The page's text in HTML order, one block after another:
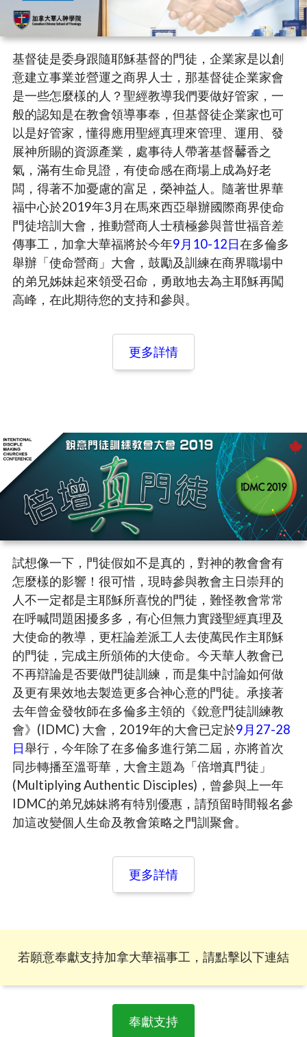
基督徒是委身跟隨耶穌基督的門徒，企業家是以創
意建立事業並營運之商界人士，那基督徒企業家會
是一些怎麼樣的人？聖經教導我們要做好管家，一
般的認知是在教會領導事奉，但基督徒企業家也可
以是好管家，懂得應用聖經真理來管理、運用、發
展神所賜的資源產業，處事待人帶著基督𧅥香之
氣，滿有生命見證，有使命感在商場上成為好老
闆，得著不加憂慮的富足，榮神益人。隨著世界華
福中心於2019年3月在馬來西亞舉辦國際商界使命
門徒培訓大會，推動營商人士積極參與普世福音差
傳事工，加拿大華福將於今年9月10-12日在多倫多
舉辦「使命營商」大會，鼓勵及訓練在商界職場中
的弟兄姊妹起來領受召命，勇敢地去為主耶穌再闖
高峰，在此期待您的支持和參與。
更多詳情
試想像一下，門徒假如不是真的，對神的教會會有
怎麼樣的影響！很可惜，現時參與教會主日崇拜的
人不一定都是主耶穌所喜悅的門徒，難怪教會常常
在呼喊問題困擾多多，有心但無力實踐聖經真理及
大使命的教導，更枉論差派工人去使萬民作主耶穌
的門徒，完成主所頒佈的大使命。今天華人教會已
不再辯論是否要做門徒訓練，而是集中討論如何做
及更有果效地去製造更多合神心意的門徒。承接著
去年曾金發牧師在多倫多主領的《銳意門徒訓練教
會》(IDMC) 大會，2019年的大會已定於9月27-28
日舉行，今年除了在多倫多進行第二屆，亦將首次
同步轉播至溫哥華，大會主題為「倍增真門徒」
(Multiplying Authentic Disciples)，曾參與上一年
IDMC的弟兄姊妹將有特別優惠，請預留時間報名參
加這改變個人生命及教會策略之門訓聚會。
更多詳情
若願意奉獻支持加拿大華福事工， 請點擊以下連結
奉獻支持